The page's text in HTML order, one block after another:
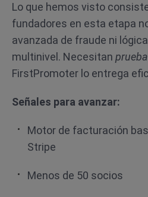
Lo que hemos visto
fundadores en esta etapa
avanzada de fraude ni
multinivel. Necesitan
FirstPromoter lo entrega
Señales para avanzar:
Motor de facturación
Stripe
Menos de 50 socios